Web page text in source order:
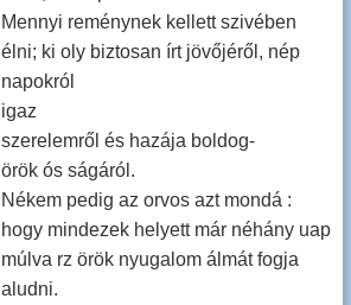
Mennyi reménynek kellett szivében
élni; ki oly biztosan írt jövőjéről, nép
napokról
igaz
szerelemről és hazája boldog-
örök ós ságáról.
Nékem pedig az orvos azt mondá :
hogy mindezek helyett már néhány uap
múlva rz örök nyugalom álmát fogja
aludni.